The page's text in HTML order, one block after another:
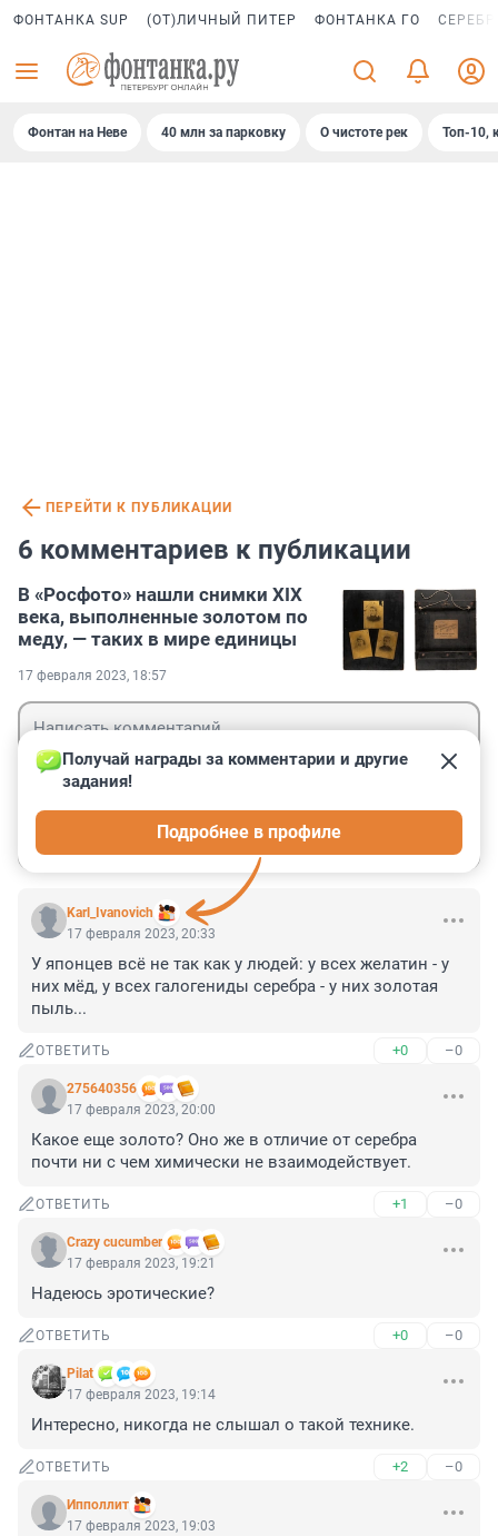
ФОНТАНКА SUP (ОТ)ЛИЧНЫЙ ПИТЕР ФОНТАНКА ГО
Фонтан на Неве 40 млн за парковку О чистоте рек Топ-10,
ПЕРЕЙТИ К ПУБЛИКАЦИИ
6 комментариев к публикации
В «Росфото» нашли снимки XIX
века, выполненные золотом по
меду, — таких в мире единицы
17 февраля 2023, 18:57
Karl_Ivanovich
Получай награды за комментарии и другие
задания!
Подробнее в профиле
17 февраля 2023, 20:33
У японцев всё не так как у людей: у всех желатин - у
них мёд, у всех галогениды серебра - у них золотая
пыль...
ОТВЕТИТЬ +0 –0
275640356
17 февраля 2023, 20:00
Какое еще золото? Оно же в отличие от серебра
почти ни с чем химически не взаимодействует.
ОТВЕТИТЬ +1 –0
Crazy cucumber
17 февраля 2023, 19:21
Надеюсь эротические?
ОТВЕТИТЬ +0 –0
Pilat
17 февраля 2023, 19:14
Интересно, никогда не слышал о такой технике.
ОТВЕТИТЬ +2 –0
Ипполлит
17 февраля 2023, 19:03